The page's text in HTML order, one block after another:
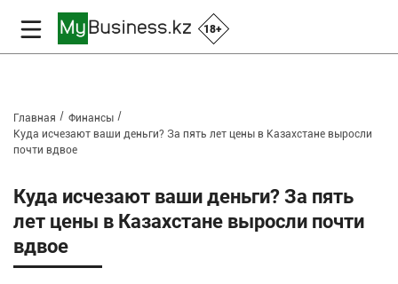
18+
Главная
Финансы
Куда исчезают ваши деньги? За пять лет цены в Казахстане выросли
почти вдвое
Куда исчезают ваши деньги? За пять
лет цены в Казахстане выросли почти
вдвое